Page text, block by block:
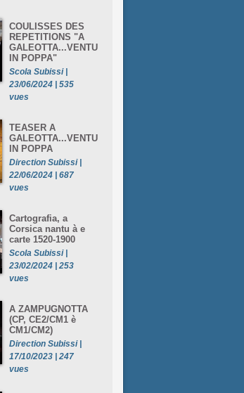
COULISSES DES
REPETITIONS "A
GALEOTTA...VENTU
IN POPPA"
Scola Subissi |
23/06/2024 | 535
vues
TEASER A
GALEOTTA...VENTU
IN POPPA
Direction Subissi |
22/06/2024 | 687
vues
Cartografia, a
Corsica nantu à e
carte 1520-1900
Scola Subissi |
23/02/2024 | 253
vues
A ZAMPUGNOTTA
(CP, CE2/CM1 è
CM1/CM2)
Direction Subissi |
17/10/2023 | 247
vues